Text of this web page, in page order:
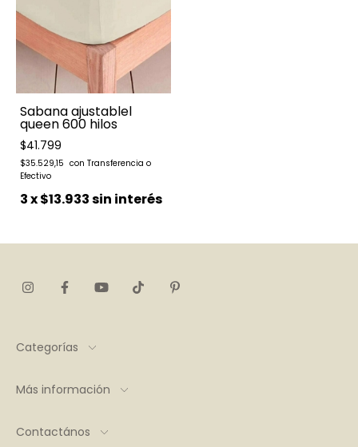
Sabana ajustablel
queen 600 hilos
$41.799
$35.529,15
3x$13.933sin interés
Categorías
Más información
Contactános